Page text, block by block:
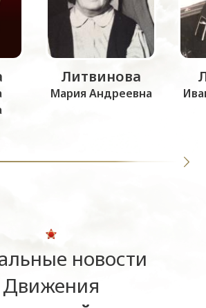
Литвинова
Мария Андреевна
новости
Движения